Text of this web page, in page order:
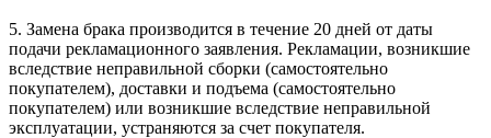
5. Замена брака производится в течение 20 дней от даты
подачи рекламационного заявления. Рекламации, возникшие
вследствие неправильной сборки (самостоятельно
покупателем), доставки и подъема (самостоятельно
покупателем) или возникшие вследствие неправильной
эксплуатации, устраняются за счет покупателя.